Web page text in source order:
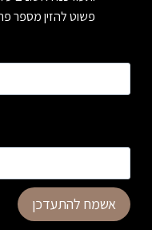
פשוט להזין מספר
אשמח להתעדכן